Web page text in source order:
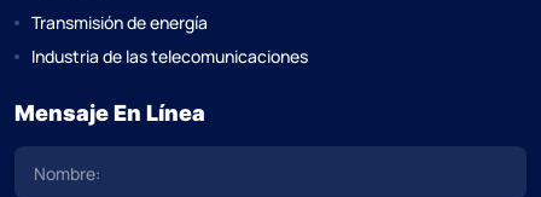
Transmisión de energía
Industria de las telecomunicaciones
Mensaje En Línea